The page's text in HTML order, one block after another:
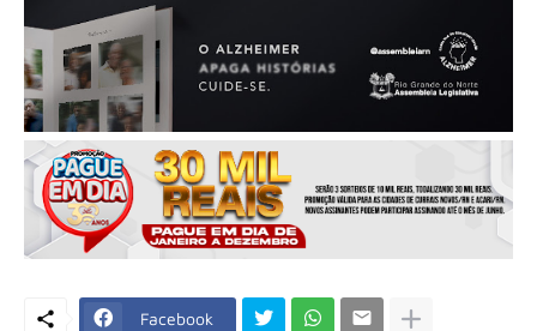
Facebook